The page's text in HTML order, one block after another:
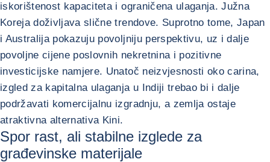
iskorištenost kapaciteta i ograničena ulaganja. Južna
Koreja doživljava slične trendove. Suprotno tome, Japan
i Australija pokazuju povoljniju perspektivu, uz i dalje
povoljne cijene poslovnih nekretnina i pozitivne
investicijske namjere. Unatoč neizvjesnosti oko carina,
izgled za kapitalna ulaganja u Indiji trebao bi i dalje
podržavati komercijalnu izgradnju, a zemlja ostaje
atraktivna alternativa Kini.
Spor rast, ali stabilne izglede za
građevinske materijale